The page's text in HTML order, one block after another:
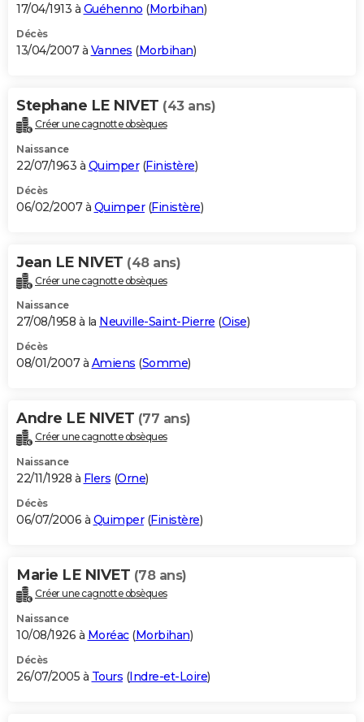
17/04/1913 à Guéhenno (Morbihan)
Décès
13/04/2007 à Vannes (Morbihan)
Stephane LE NIVET (43 ans)
Créer une cagnotte obsèques
Naissance
22/07/1963 à Quimper(Finistère)
Décès
06/02/2007 à Quimper(Finistère)
Jean LE NIVET (48 ans)
Créer une cagnotte obsèques
Naissance
27/08/1958 à la Neuville-Saint-Pierre (Oise)
Décès
08/01/2007 à Amiens (Somme)
Andre LE NIVET (77 ans)
Créer une cagnotte obsèques
Naissance
22/11/1928 à Flers (Orne)
Décès
06/07/2006 à Quimper(Finistère)
Marie LE NIVET (78 ans)
Créer une cagnotte obsèques
Naissance
10/08/1926 à Moréac(Morbihan)
Décès
26/07/2005 à Tours (Indre-et-Loire)